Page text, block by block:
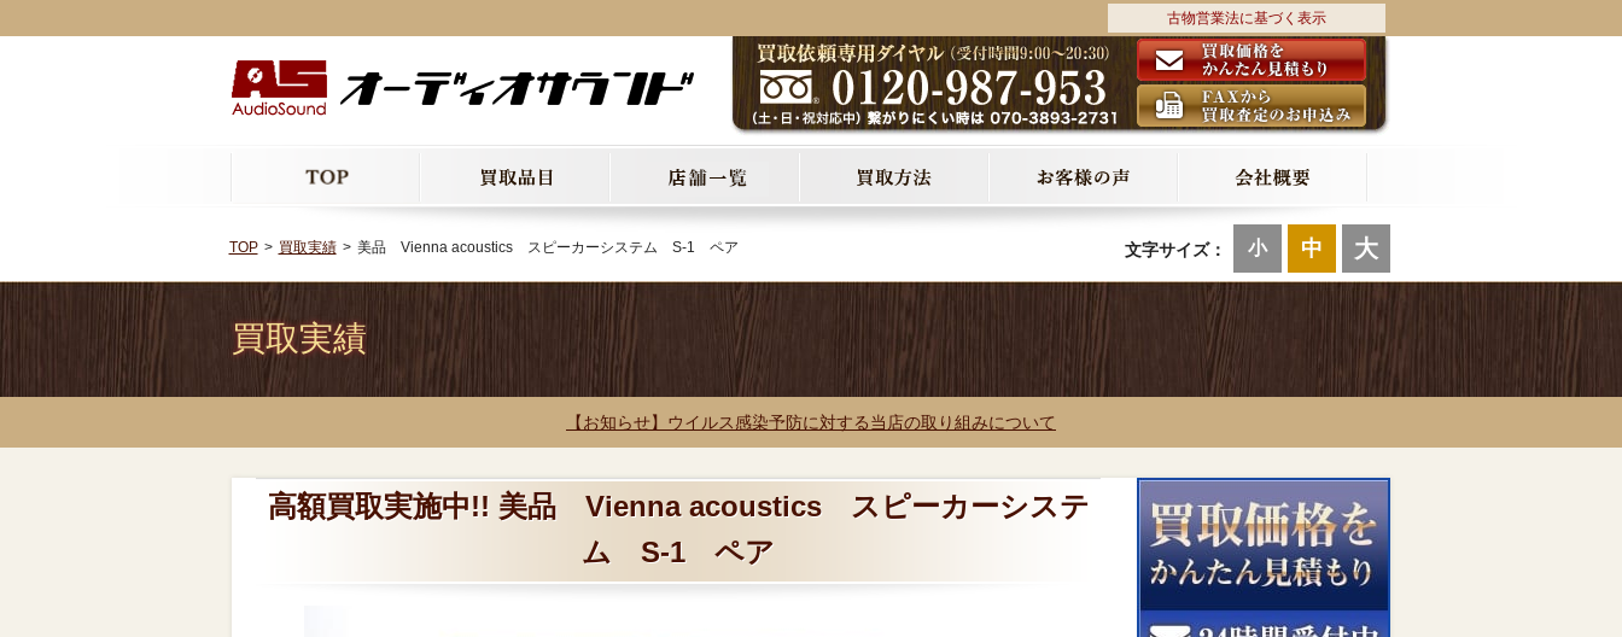
古物営業法に基づく表示
文字サイズ： 小 中 大
TOP 買取実績 美品 Vienna acoustics スピーカーシステム S-1 ペア
買取実績
【お知らせ】ウイルス感染予防に対する当店の取り組みについて
高額買取実施中!! 美品 Vienna acoustics スピーカーシステ
ム S-1 ペア